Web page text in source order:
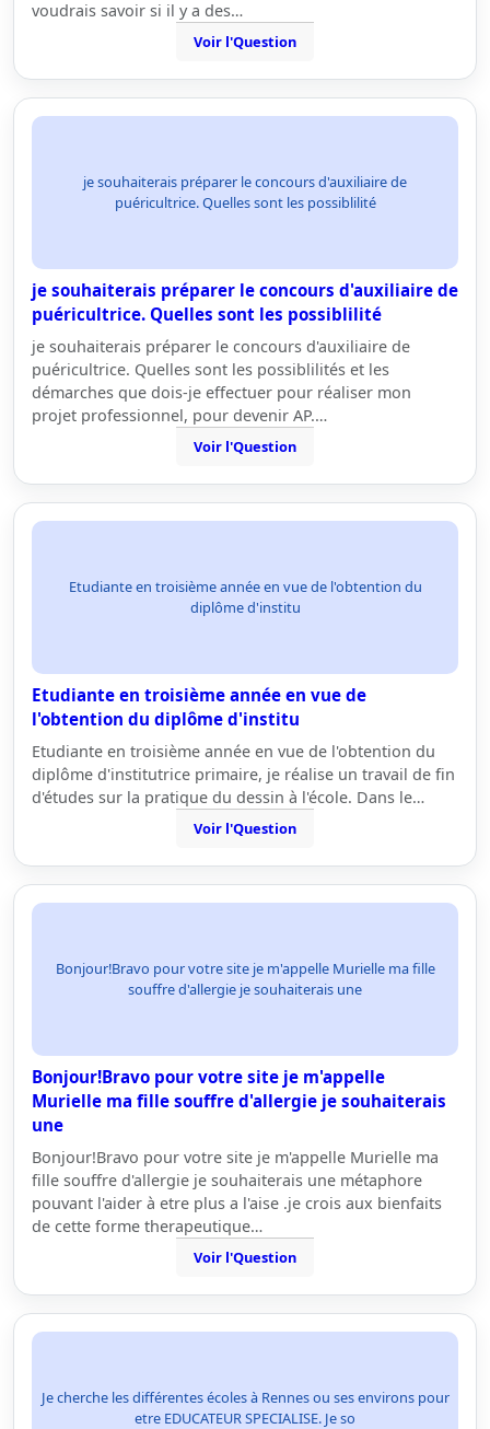
voudrais savoir si il y a des…
Voir l'Question
je souhaiterais préparer le concours d'auxiliaire de
puéricultrice. Quelles sont les possiblilité
je souhaiterais préparer le concours d'auxiliaire de
puéricultrice. Quelles sont les possiblilité
je souhaiterais préparer le concours d'auxiliaire de
puéricultrice. Quelles sont les possiblilités et les
démarches que dois-je effectuer pour réaliser mon
projet professionnel, pour devenir AP.…
Voir l'Question
Etudiante en troisième année en vue de l'obtention du
diplôme d'institu
Etudiante en troisième année en vue de
l'obtention du diplôme d'institu
Etudiante en troisième année en vue de l'obtention du
diplôme d'institutrice primaire, je réalise un travail de fin
d'études sur la pratique du dessin à l'école. Dans le…
Voir l'Question
Bonjour!Bravo pour votre site je m'appelle Murielle ma fille
souffre d'allergie je souhaiterais une
Bonjour!Bravo pour votre site je m'appelle
Murielle ma fille souffre d'allergie je souhaiterais
une
Bonjour!Bravo pour votre site je m'appelle Murielle ma
fille souffre d'allergie je souhaiterais une métaphore
pouvant l'aider à etre plus a l'aise .je crois aux bienfaits
de cette forme therapeutique…
Voir l'Question
Je cherche les différentes écoles à Rennes ou ses environs pour
etre EDUCATEUR SPECIALISE. Je so